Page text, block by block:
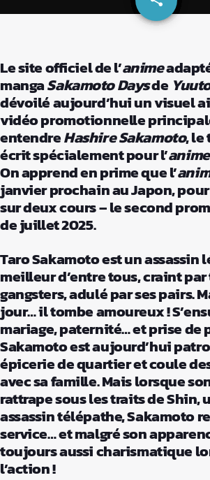
Le site officiel de l’anime
mangaSakamoto Daysde
dévoilé aujourd’hui un visuel
vidéo promotionnelle
entendreHashire Sakamoto, le
écrit spécialement pour l’anime
On apprend en prime que l’
janvier prochain au Japon,
sur deux cours – le second
de juillet 2025.
Taro Sakamoto est un assassin
meilleur d’entre tous, craint
gangsters, adulé par ses pairs.
jour… il tombe amoureux !
mariage, paternité… et prise de
Sakamoto est aujourd’hui
épicerie de quartier et coule
avec sa famille. Mais lorsque
rattrape sous les traits de Shin,
assassin télépathe, Sakamoto
service… et malgré son
toujours aussi charismatique
l’action !